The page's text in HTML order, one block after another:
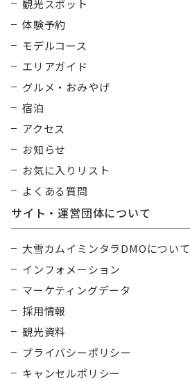
観光スポット
体験予約
モデルコース
エリアガイド
グルメ・おみやげ
宿泊
アクセス
お知らせ
お気に入りリスト
よくある質問
サイト・運営団体について
大雪カムイミンタラDMOについて
インフォメーション
マーケティングデータ
採用情報
観光資料
プライバシーポリシー
キャンセルポリシー